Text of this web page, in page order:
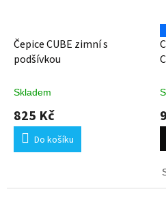
Čepice CUBE zimní s
podšívkou
Skladem
825 Kč
Do košíku